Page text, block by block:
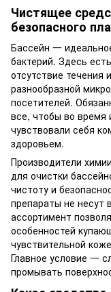
Чистящее
безопасного
Бассейн 一
бактерий. Здесь
отсутствие течения
разнообразной
посетителей.
все, чтобы во время
чувствовали себя
здоровьем.
Производители
для очистки
чистоту и
препараты не несут
ассортимент
особенностей
чувствительной
Главное условие 一
промывать